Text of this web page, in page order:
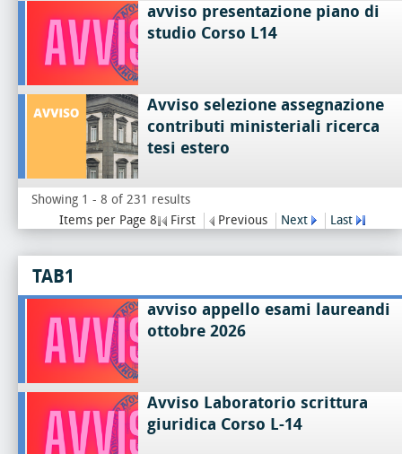
avviso presentazione piano di
studio Corso L14
Avviso selezione assegnazione
contributi ministeriali ricerca
tesi estero
Showing 1 - 8 of 231 results
Items per Page 8
First Previous Next Last
TAB1
avviso appello esami laureandi
ottobre 2026
Avviso Laboratorio scrittura
giuridica Corso L-14